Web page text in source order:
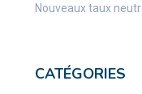
Nouveaux taux
CATÉGORIES